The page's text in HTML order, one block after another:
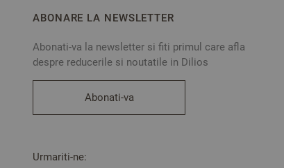
ABONARE LA NEWSLETTER
Abonati-va la newsletter si fiti primul care afla
despre reducerile si noutatile in Dilios
Abonati-va
Urmariti-ne: